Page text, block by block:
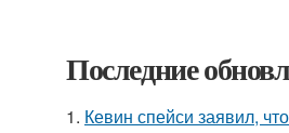
Последние
1. Кевин спейси заявил,